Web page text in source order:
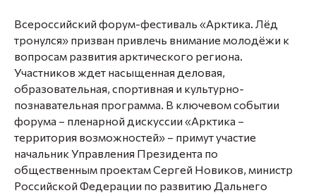
Всероссийский форум-фестиваль «Арктика. Лёд
тронулся» призван привлечь внимание молодёжи к
вопросам развития арктического региона.
Участников ждет насыщенная деловая,
образовательная, спортивная и культурно-
познавательная программа. В ключевом событии
форума – пленарной дискуссии «Арктика –
территория возможностей» – примут участие
начальник Управления Президента по
общественным проектамСергей Новиков, министр
Российской Федерации по развитию Дальнего